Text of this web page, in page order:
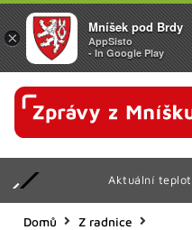
Aktuální
Domů
Z radnice
×
Mníšek pod Brdy
AppSisto
- In Google Play